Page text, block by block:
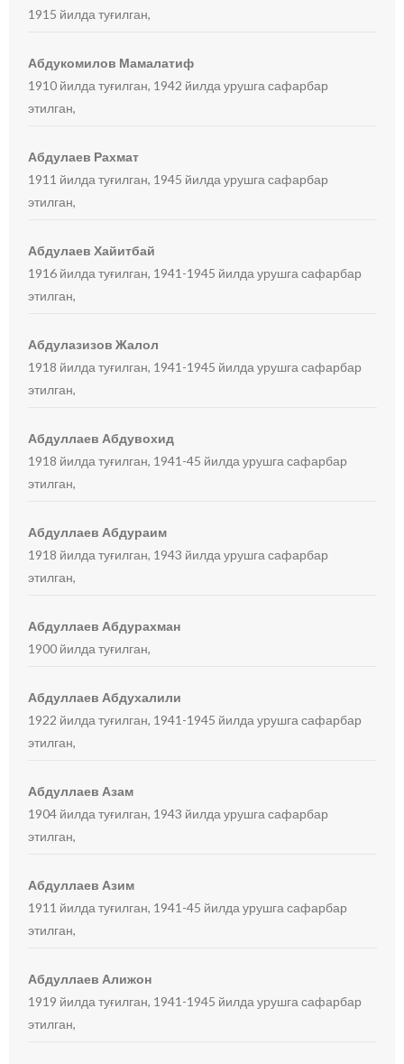
1915 йилда туғилган,
Абдукомилов Мамалатиф
1910 йилда туғилган, 1942 йилда урушга сафарбар
этилган,
Абдулаев Рахмат
1911 йилда туғилган, 1945 йилда урушга сафарбар
этилган,
Абдулаев Хайитбай
1916 йилда туғилган, 1941-1945 йилда урушга сафарбар
этилган,
Абдулазизов Жалол
1918 йилда туғилган, 1941-1945 йилда урушга сафарбар
этилган,
Абдуллаев Абдувохид
1918 йилда туғилган, 1941-45 йилда урушга сафарбар
этилган,
Абдуллаев Абдураим
1918 йилда туғилган, 1943 йилда урушга сафарбар
этилган,
Абдуллаев Абдурахман
1900 йилда туғилган,
Абдуллаев Абдухалили
1922 йилда туғилган, 1941-1945 йилда урушга сафарбар
этилган,
Абдуллаев Азам
1904 йилда туғилган, 1943 йилда урушга сафарбар
этилган,
Абдуллаев Азим
1911 йилда туғилган, 1941-45 йилда урушга сафарбар
этилган,
Абдуллаев Алижон
1919 йилда туғилган, 1941-1945 йилда урушга сафарбар
этилган,